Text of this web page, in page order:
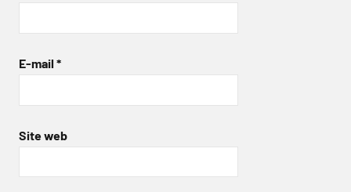
E-mail *
Site web